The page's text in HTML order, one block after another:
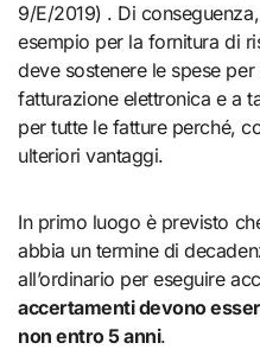
9/E/2019) . Di
esempio per la fornitura di
deve sostenere le spese
fatturazione elettronica e a
per tutte le fatture perché,
ulteriori vantaggi.
In primo luogo è previsto
abbia un termine di
all’ordinario per eseguire
accertamenti devono
non entro 5 anni.